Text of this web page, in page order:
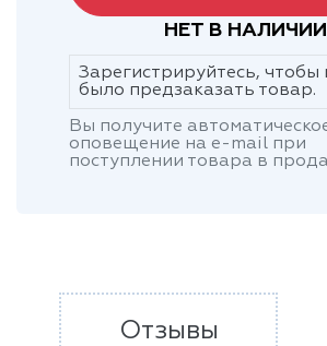
НЕТ В НАЛИЧИИ
Зарегистрируйтесь, чтобы
было предзаказать товар.
Вы получите
оповещение на e-mail при
поступлении товара в
Отзывы